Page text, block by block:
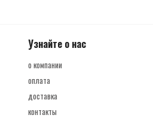
Узнайте о нас
о компании
оплата
доставка
контакты